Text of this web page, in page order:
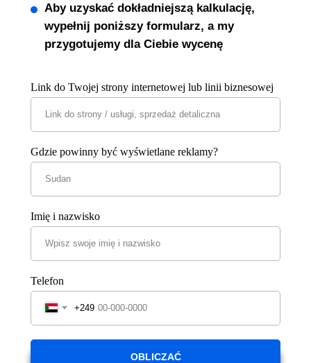
Link do Twojej strony internetowej lub linii biznesowej
Gdzie powinny być wyświetlane reklamy?
Imię i nazwisko
Telefon
+249
OBLICZAĆ
Aby uzyskać dokładniejszą kalkulację,
wypełnij poniższy formularz, a my
przygotujemy dla Ciebie wycenę